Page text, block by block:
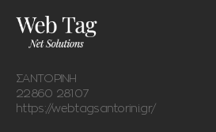
ΣΑΝΤΟΡΙΝΗ
22860 28107
https://webtagsantorini.gr/